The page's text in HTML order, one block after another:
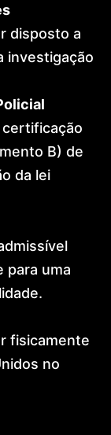
disposto a
investigação
B) de
da lei
para uma
fisicamente
no